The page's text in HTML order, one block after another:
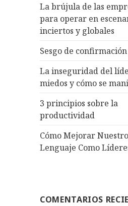
La brújula de las
para operar en
inciertos y globales
Sesgo de confirmación
La inseguridad del
miedos y cómo se
3 principios sobre la
productividad
Cómo Mejorar Nuestro
Lenguaje Como
COMENTARIOS